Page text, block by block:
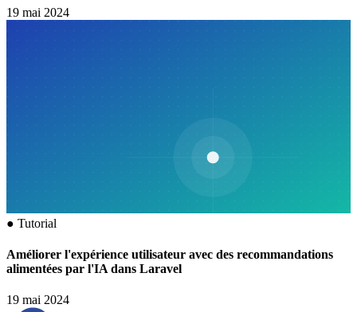
19 mai 2024
● Tutorial
Améliorer l'expérience utilisateur avec des recommandations
alimentées par l'IA dans Laravel
19 mai 2024